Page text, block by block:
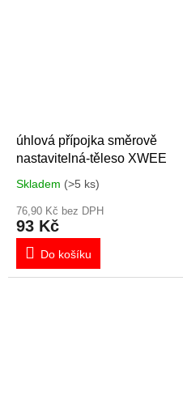
úhlová přípojka směrově
nastavitelná-těleso XWEE
Skladem (>5 ks)
76,90 Kč bez DPH
93 Kč
Do košíku